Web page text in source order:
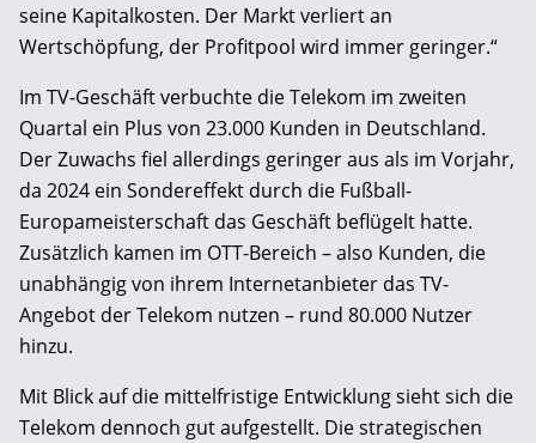
seine Kapitalkosten. Der Markt verliert an
Wertschöpfung, der Profitpool wird immer geringer.“
Im TV-Geschäft verbuchte die Telekom im zweiten
Quartal ein Plus von 23.000 Kunden in Deutschland.
Der Zuwachs fiel allerdings geringer aus als im Vorjahr,
da 2024 ein Sondereffekt durch die Fußball-
Europameisterschaft das Geschäft beflügelt hatte.
Zusätzlich kamen im OTT-Bereich – also Kunden, die
unabhängig von ihrem Internetanbieter das TV-
Angebot der Telekom nutzen – rund 80.000 Nutzer
hinzu.
Mit Blick auf die mittelfristige Entwicklung sieht sich die
Telekom dennoch gut aufgestellt. Die strategischen